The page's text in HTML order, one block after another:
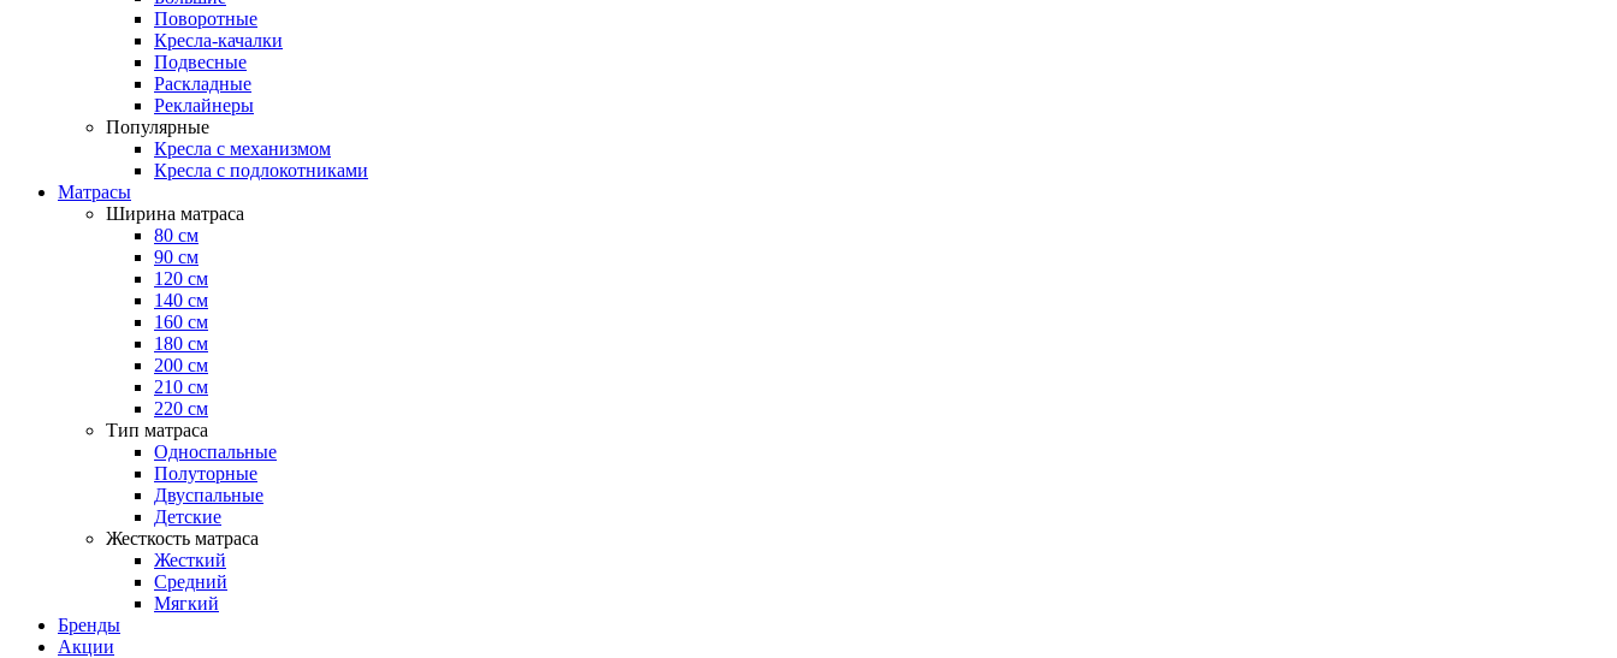
Поворотные
Кресла-качалки
Подвесные
Раскладные
Реклайнеры
Популярные
Кресла с механизмом
Кресла с подлокотниками
Матрасы
Ширина матраса
80 см
90 см
120 см
140 см
160 см
180 см
200 см
210 см
220 см
Тип матраса
Односпальные
Полуторные
Двуспальные
Детские
Жесткость матраса
Жесткий
Средний
Мягкий
Бренды
Акции